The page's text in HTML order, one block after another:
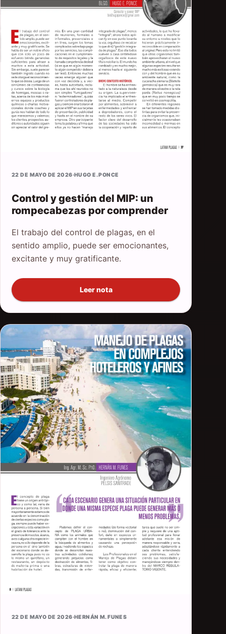
22 DE MAYO DE 2026·HUGO E. PONCE
Control y gestión del MIP: un
rompecabezas por comprender
El trabajo del control de plagas, en el
sentido amplio, puede ser emocionantes,
excitante y muy gratificante.
Leer nota
22 DE MAYO DE 2026·HERNÁN M. FUNES